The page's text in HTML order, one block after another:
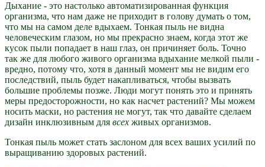
Дыхание - это настолько автоматизированная функция
организма, что нам даже не приходит в голову думать о том,
что мы на самом деле вдыхаем. Тонкая пыль не видна
человеческим глазом, но мы прекрасно знаем, когда этот же
кусок пыли попадает в наш глаз, он причиняет боль. Точно
так же для любого живого организма вдыхание мелкой пыли -
вредно, потому что, хотя в данный момент мы не видим его
последствий, пыль будет накапливаться, чтобы вызвать
большие проблемы позже. Люди могут понять это и принять
меры предосторожности, но как насчет растений? Мы можем
носить маски, но растения не могут, так что давайте сделаем
дизайн инклюзивным для всех живых организмов.
Тонкая пыль может стать заслоном для всех ваших усилий по
выращиванию здоровых растений.